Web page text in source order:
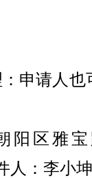
申请人
阳区雅宝
人：李小